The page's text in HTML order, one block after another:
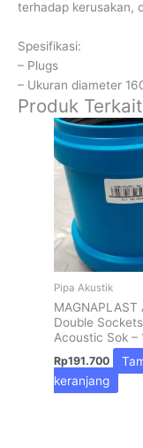
terhadap kerusakan,
Spesifikasi:
– Plugs
– Ukuran diameter
Produk Terkait
Pipa Akustik
MAGNAPLAST
Double
Acoustic Sok –
Rp191.700
keranjang